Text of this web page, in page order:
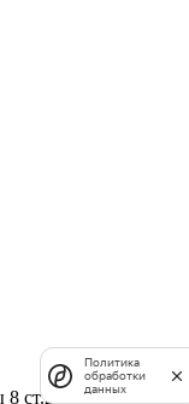
ст.2
Политика
обработки
данных